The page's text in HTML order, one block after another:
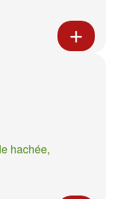
hachée,